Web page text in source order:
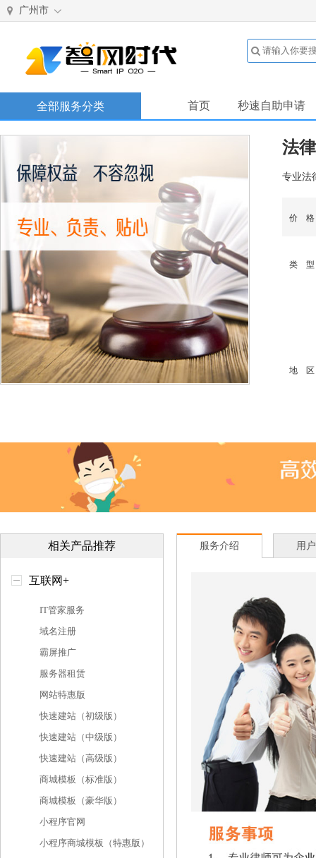
广州市
全部服务分类 首页 秒速自助申请
法
专业法
价 格
类 型
地 区
相关产品推荐
互联网+
IT管家服务
域名注册
霸屏推广
服务器租赁
网站特惠版
快速建站（初级版）
快速建站（中级版）
快速建站（高级版）
商城模板（标准版）
商城模板（豪华版）
小程序官网
小程序商城模板（特惠版）
服务介绍 用